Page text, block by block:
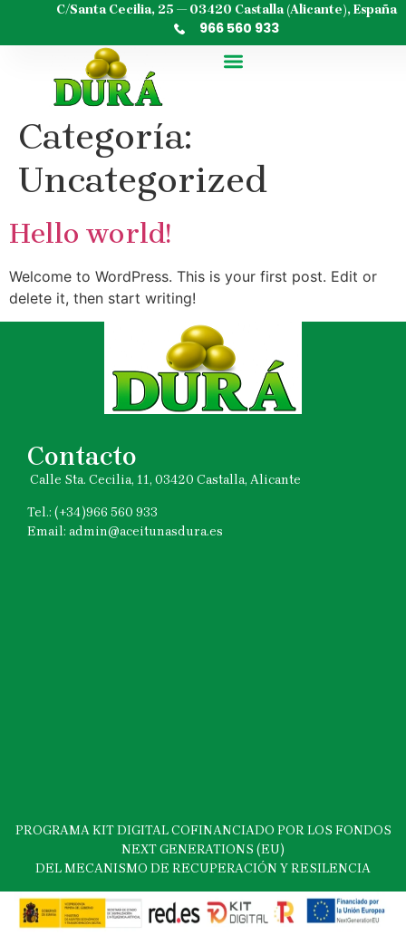
contenidoC/Santa Cecilia, 25 — 03420 Castalla (Alicante), España
966 560 933
Categoría:
Uncategorized
Hello world!
Welcome to WordPress. This is your first post. Edit or
delete it, then start writing!
Contacto
Calle Sta. Cecilia, 11, 03420 Castalla, Alicante
Tel.: (+34)966 560 933
Email: admin@aceitunasdura.es
PROGRAMA KIT DIGITAL COFINANCIADO POR LOS FONDOS
NEXT GENERATIONS (EU)
DEL MECANISMO DE RECUPERACIÓN Y RESILENCIA